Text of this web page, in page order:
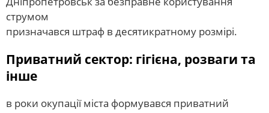
струмом
призначався штраф в десятикратному розмірі.
Приватний сектор: гігієна, розваги та
інше
в роки окупації міста формувався приватний